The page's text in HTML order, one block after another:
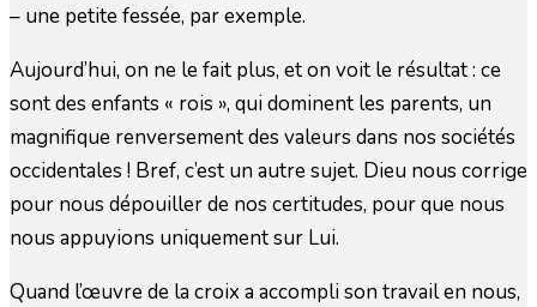
– une petite fessée, par exemple.
Aujourd’hui, on ne le fait plus, et on voit le résultat : ce
sont des enfants « rois », qui dominent les parents, un
magnifique renversement des valeurs dans nos sociétés
occidentales ! Bref, c’est un autre sujet. Dieu nous corrige
pour nous dépouiller de nos certitudes, pour que nous
nous appuyions uniquement sur Lui.
Quand l’œuvre de la croix a accompli son travail en nous,